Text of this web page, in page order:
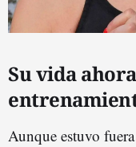
Su vida
Aunque estuvo